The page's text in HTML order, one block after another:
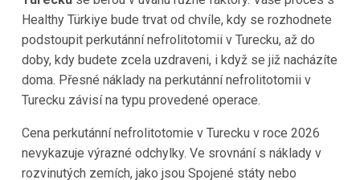
Healthy Türkiye bude trvat od chvíle, kdy se rozhodnete
podstoupit perkutánní nefrolitotomii v Turecku, až do
doby, kdy budete zcela uzdraveni, i když se již nacházíte
doma. Přesné náklady na perkutánní nefrolitotomii v
Turecku závisí na typu provedené operace.
Cena perkutánní nefrolitotomie v Turecku v roce 2026
nevykazuje výrazné odchylky. Ve srovnání s náklady v
rozvinutých zemích, jako jsou Spojené státy nebo